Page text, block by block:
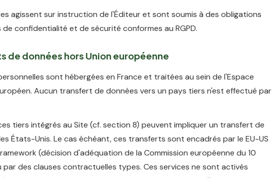
agissent sur instruction de l'Éditeur et sont soumis à des obligations
confidentialité et de sécurité conformes au RGPD.
de données hors Union européenne
sont hébergées en France et traitées au sein de l'Espace
Aucun transfert de données vers un pays tiers n'est effectué par
tiers intégrés au Site (cf. section 8) peuvent impliquer un transfert de
États-Unis. Le cas échéant, ces transferts sont encadrés par le EU-US
(décision d'adéquation de la Commission européenne du 10
par des clauses contractuelles types. Ces services ne sont activés